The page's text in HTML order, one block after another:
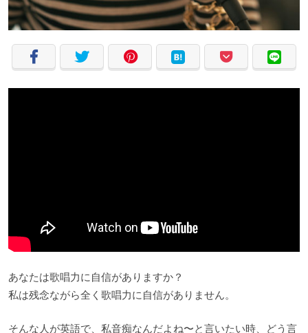
あなたは歌唱力に自信がありますか？
私は残念ながら全く歌唱力に自信がありません。
そんな人が英語で、私音痴なんだよね〜と言いたい時、どう言